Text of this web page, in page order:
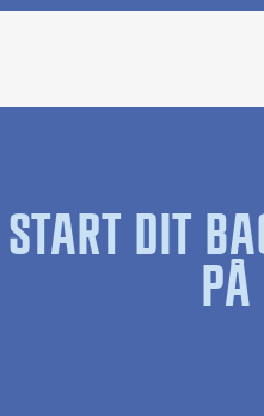
START DIT